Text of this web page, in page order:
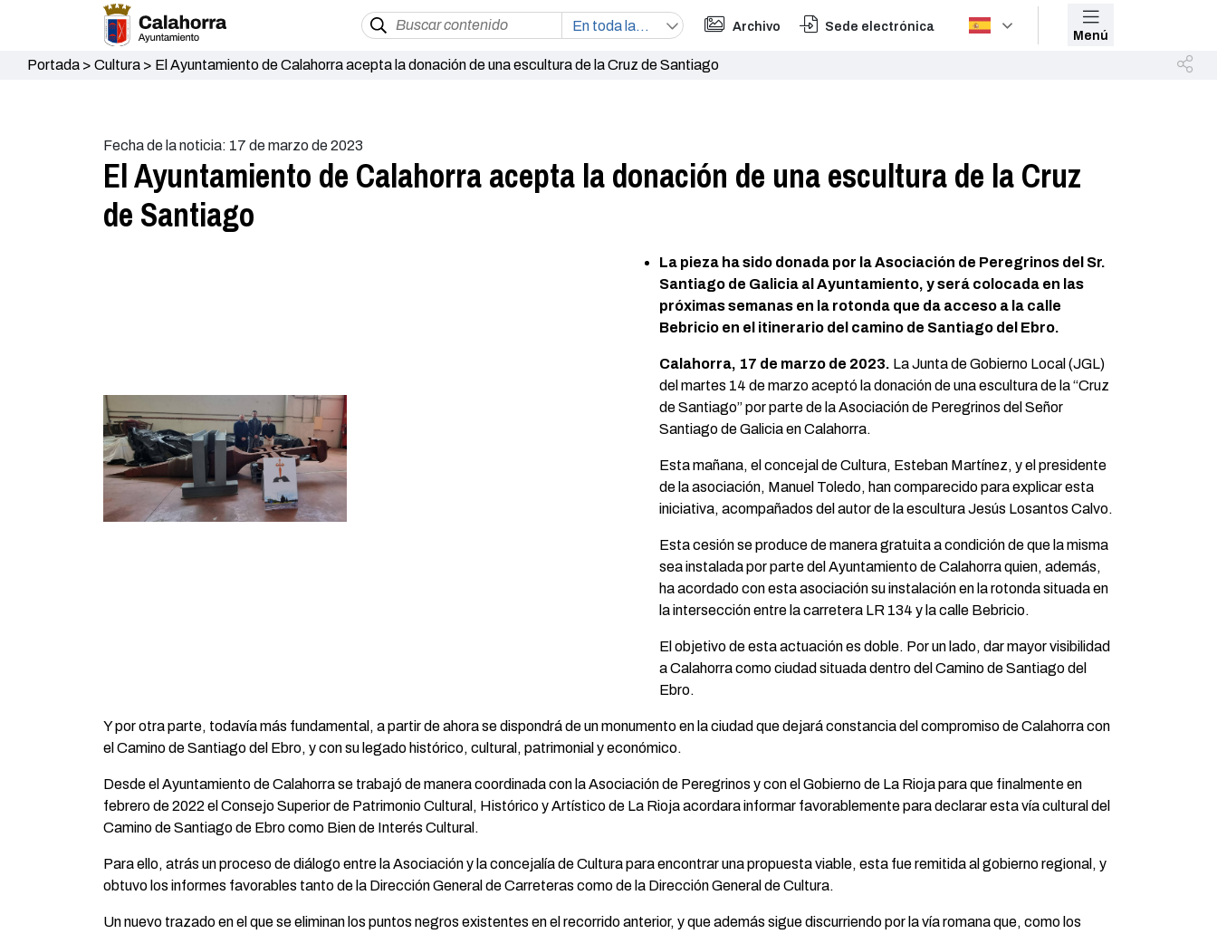
Archivo Sede electrónica
Menú
Portada> Cultura> El Ayuntamiento de Calahorra acepta la donación de una escultura de la Cruz de Santiago
Fecha de la noticia: 17 de marzo de 2023
El Ayuntamiento de Calahorra acepta la donación de una escultura de la Cruz
de Santiago
La pieza ha sido donada por la Asociación de Peregrinos del Sr.
Santiago de Galicia al Ayuntamiento, y será colocada en las
próximas semanas en la rotonda que da acceso a la calle
Bebricio en el itinerario del camino de Santiago del Ebro.
Calahorra, 17 de marzo de 2023. La Junta de Gobierno Local (JGL)
del martes 14 de marzo aceptó la donación de una escultura de la “Cruz
de Santiago” por parte de la Asociación de Peregrinos del Señor
Santiago de Galicia en Calahorra.
Esta mañana, el concejal de Cultura, Esteban Martínez, y el presidente
de la asociación, Manuel Toledo, han comparecido para explicar esta
iniciativa, acompañados del autor de la escultura Jesús Losantos Calvo.
Esta cesión se produce de manera gratuita a condición de que la misma
sea instalada por parte del Ayuntamiento de Calahorra quien, además,
ha acordado con esta asociación su instalación en la rotonda situada en
la intersección entre la carretera LR 134 y la calle Bebricio.
El objetivo de esta actuación es doble. Por un lado, dar mayor visibilidad
a Calahorra como ciudad situada dentro del Camino de Santiago del
Ebro.
Y por otra parte, todavía más fundamental, a partir de ahora se dispondrá de un monumento en la ciudad que dejará constancia del compromiso de Calahorra con
el Camino de Santiago del Ebro, y con su legado histórico, cultural, patrimonial y económico.
Desde el Ayuntamiento de Calahorra se trabajó de manera coordinada con la Asociación de Peregrinos y con el Gobierno de La Rioja para que finalmente en
febrero de 2022 el Consejo Superior de Patrimonio Cultural, Histórico y Artístico de La Rioja acordara informar favorablemente para declarar esta vía cultural del
Camino de Santiago de Ebro como Bien de Interés Cultural.
Para ello, atrás un proceso de diálogo entre la Asociación y la concejalía de Cultura para encontrar una propuesta viable, esta fue remitida al gobierno regional, y
obtuvo los informes favorables tanto de la Dirección General de Carreteras como de la Dirección General de Cultura.
Un nuevo trazado en el que se eliminan los puntos negros existentes en el recorrido anterior, y que además sigue discurriendo por la vía romana que, como los